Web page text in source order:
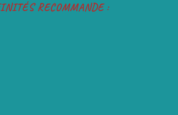
RECOMMANDE :